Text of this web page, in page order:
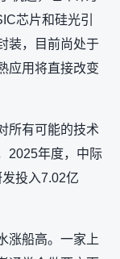
芯片和硅光引
装，目前尚处于
应用将直接改变
所有可能的技术
2025年度，中际
投入7.02亿
涨船高。一家上